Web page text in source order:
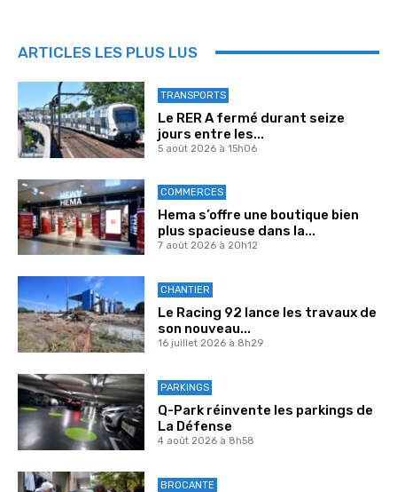
ARTICLES LES PLUS LUS
TRANSPORTS
Le RER A fermé durant seize
jours entre les...
5 août 2026 à 15h06
COMMERCES
Hema s’offre une boutique bien
plus spacieuse dans la...
7 août 2026 à 20h12
CHANTIER
Le Racing 92 lance les travaux de
son nouveau...
16 juillet 2026 à 8h29
PARKINGS
Q-Park réinvente les parkings de
La Défense
4 août 2026 à 8h58
BROCANTE